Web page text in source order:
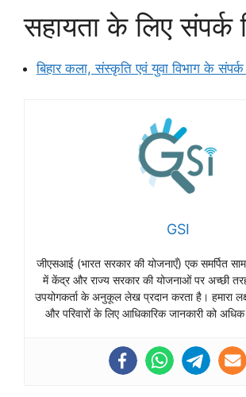
सहायता के लिए संपर्क
बिहार कला, संस्कृति एवं युवा विभाग के संपर्क
GSI
जीएसआई (भारत सरकार की योजनाएँ) एक समर्पित
में केंद्र और राज्य सरकार की योजनाओं पर अच्छी
उपयोगकर्ता के अनुकूल लेख प्रदान करता है। हमारा
और परिवारों के लिए आधिकारिक जानकारी को